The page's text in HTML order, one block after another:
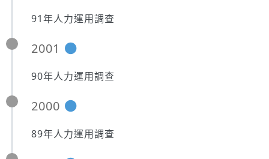
91年人力運用調查
2001
90年人力運用調查
2000
89年人力運用調查